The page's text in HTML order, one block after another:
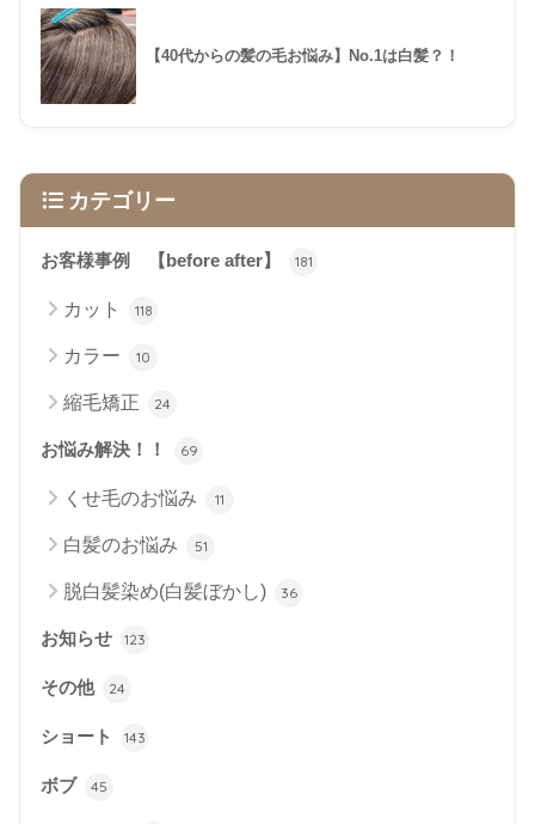
【40代からの髪の毛お悩み】No.1は白髪？！
カテゴリー
お客様事例 【before after】 181
カット 118
カラー 10
縮毛矯正 24
お悩み解決！！ 69
くせ毛のお悩み 11
白髪のお悩み 51
脱白髪染め(白髪ぼかし) 36
お知らせ 123
その他 24
ショート 143
ボブ 45